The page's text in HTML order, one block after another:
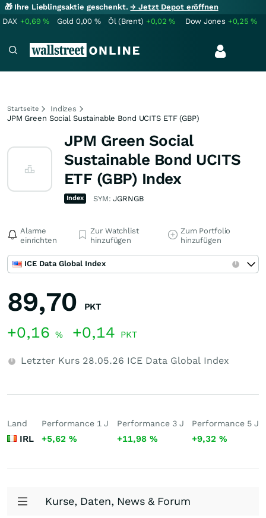
🎁 Ihre Lieblingsaktie geschenkt.→ Jetzt Depot eröffnen
DAX +0,69% Gold 0,00 % Öl (Brent) +0,02% Dow Jones +0,25%
Startseite
Indizes
JPM Green Social Sustainable Bond UCITS ETF (GBP)
JPM Green Social
Sustainable Bond UCITS
ETF (GBP) Index
Index SYM:JGRNGB
Alarme
einrichten
Zur Watchlist
hinzufügen
Zum Portfolio
hinzufügen
ICE Data Global Index
89,70 PKT
+0,16 % +0,14 PKT
Letzter Kurs 28.05.26 ICE Data Global Index
Land
IRL
Performance 1 J
+5,62%
Performance 3 J
+11,98 %
Performance 5 J
+9,32 %
Kurse, Daten, News & Forum